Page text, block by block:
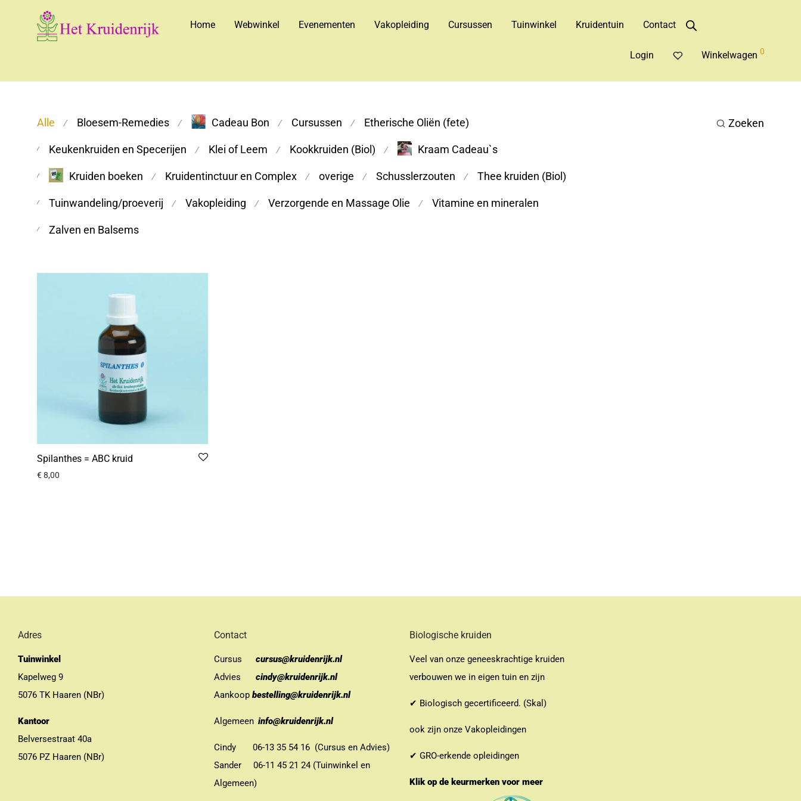
Home Webwinkel Evenementen Vakopleiding Cursussen Tuinwinkel Kruidentuin Contact
Login Winkelwagen 0
Zoeken
Alle ⁄ Bloesem-Remedies ⁄ Cadeau Bon ⁄ Cursussen ⁄ Etherische Oliën (fete)
⁄ Keukenkruiden en Specerijen ⁄ Klei of Leem ⁄ Kookkruiden (Biol) ⁄ Kraam Cadeau`s
⁄ Kruiden boeken ⁄ Kruidentinctuur en Complex ⁄ overige ⁄ Schusslerzouten ⁄ Thee kruiden (Biol)
⁄ Tuinwandeling/proeverij ⁄ Vakopleiding ⁄ Verzorgende en Massage Olie ⁄ Vitamine en mineralen
⁄ Zalven en Balsems
Spilanthes = ABC kruid
€8,00
Adres
Tuinwinkel
Kapelweg 9
5076 TK Haaren (NBr)
Kantoor
Belversestraat 40a
5076 PZ Haaren (NBr)
Contact
Cursus
cursus@kruidenrijk.nl
Advies
cindy@kruidenrijk.nl
Aankoop bestelling@kruidenrijk.nl
Algemeen info@kruidenrijk.nl
Cindy 06-13 35 54 16 (Cursus en Advies)
Sander 06-11 45 21 24 (Tuinwinkel en
Algemeen)
Biologische kruiden
Veel van onze geneeskrachtige kruiden
verbouwen we in eigen tuin en zijn
✔ Biologisch gecertificeerd. (Skal)
ook zijn onze Vakopleidingen
✔ GRO-erkende opleidingen
Klik op de keurmerken voor meer